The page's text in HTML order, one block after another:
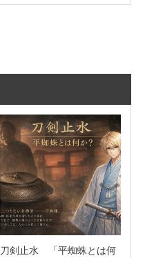
刀剣止水 「平蜘蛛とは何